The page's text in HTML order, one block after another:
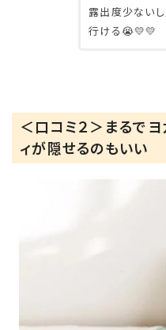
露出度少ない
行ける😭💛💛
＜口コミ２＞まるでヨ
ィが隠せるのもいい